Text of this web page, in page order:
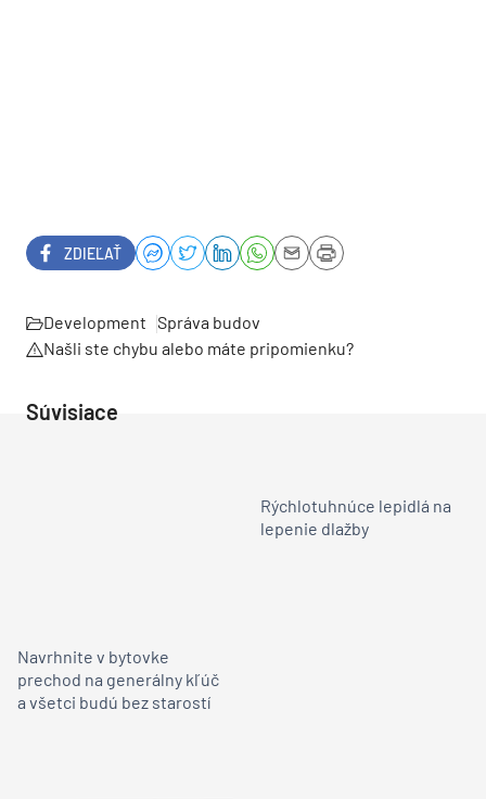
ZDIEĽAŤ
Development Správa budov
Našli ste chybu alebo máte pripomienku?
Súvisiace
Rýchlotuhnúce lepidlá na
lepenie dlažby
Navrhnite v bytovke
prechod na generálny kľúč
a všetci budú bez starostí